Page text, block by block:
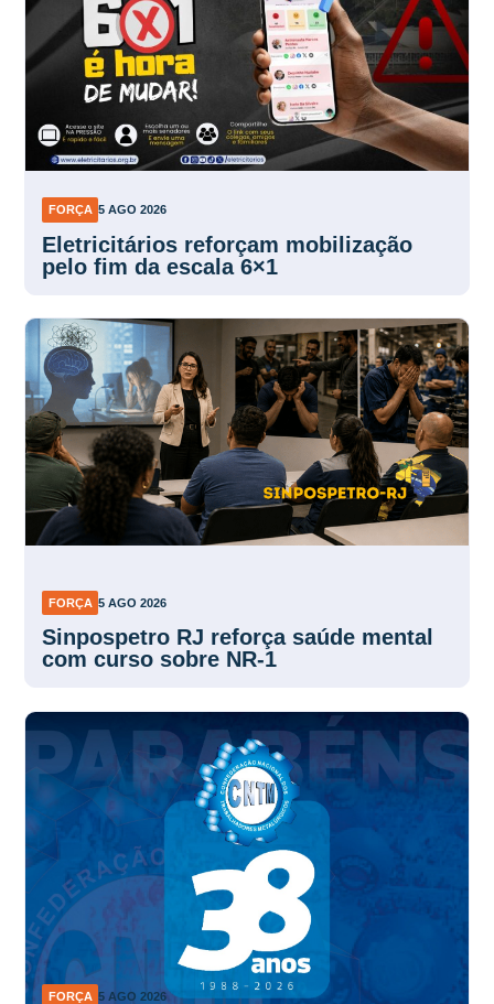
FORÇA 5 AGO 2026
Eletricitários reforçam mobilização
pelo fim da escala 6×1
FORÇA 5 AGO 2026
Sinpospetro RJ reforça saúde mental
com curso sobre NR-1
FORÇA 5 AGO 2026